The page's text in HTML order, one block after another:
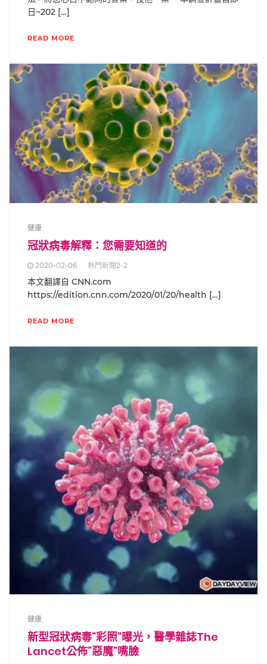
日~202 […]
READ MORE
健康
冠狀病毒解釋：您需要知道的
2020-02-06 熱門新聞2-2
本文翻譯自 CNN.com
https://edition.cnn.com/2020/01/20/health […]
READ MORE
健康
新型冠狀病毒“彩照”曝光，醫學雜誌The
Lancet公佈“惡魔”嘴臉